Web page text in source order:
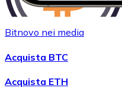
AcquistareWrapped Bitcoin
Bitnovo nei media
Acquista BTC
Acquista ETH